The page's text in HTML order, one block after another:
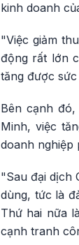
kinh doanh
"Việc giảm
động rất lớn
tăng được
Bên cạnh
Minh, việc
doanh nghiệp
"Sau đại dịch
dùng, tức là
Thứ hai nữa
cạnh tranh